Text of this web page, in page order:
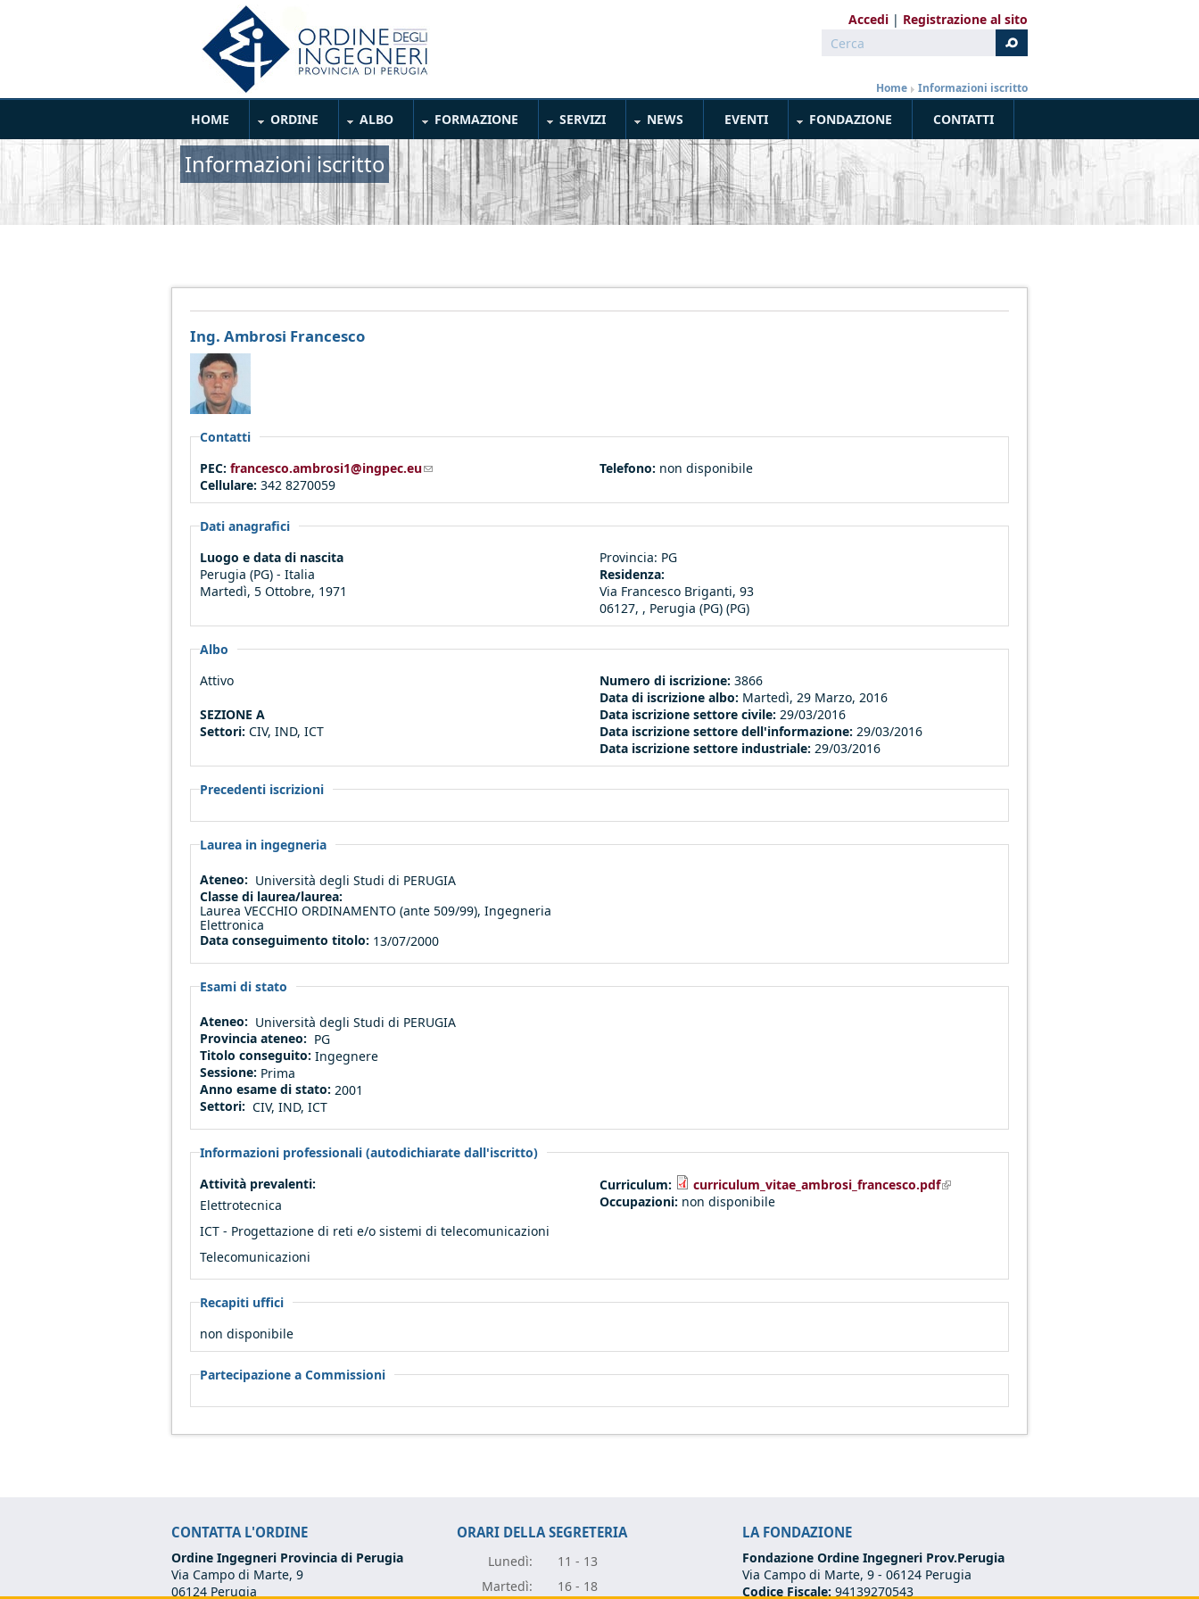
Accedi Registrazione al sito
Form di ricerca
Cerca
Home » Informazioni iscritto
Main Menu
HOME ORDINE ALBO FORMAZIONE SERVIZI NEWS EVENTI FONDAZIONE CONTATTI
Informazioni iscritto
Ing. Ambrosi Francesco
Contatti
PEC: francesco.ambrosi1@ingpec.eu(link sends e-mail) Telefono: non disponibile
Cellulare: 342 8270059
Dati anagrafici
Luogo e data di nascita
Perugia (PG) - Italia
Martedì, 5 Ottobre, 1971
Provincia: PG
Residenza:
Via Francesco Briganti, 93
06127, , Perugia (PG) (PG)
Albo
Attivo
Numero di iscrizione: 3866
Data di iscrizione albo: Martedì, 29 Marzo, 2016
SEZIONE A
Settori: CIV, IND, ICT
Data iscrizione settore civile: 29/03/2016
Data iscrizione settore dell'informazione: 29/03/2016
Data iscrizione settore industriale: 29/03/2016
Precedenti iscrizioni
Laurea in ingegneria
Ateneo: Università degli Studi di PERUGIA
Classe di laurea/laurea:
Laurea VECCHIO ORDINAMENTO (ante 509/99), Ingegneria
Elettronica
Data conseguimento titolo: 13/07/2000
Esami di stato
Ateneo: Università degli Studi di PERUGIA
Provincia ateneo: PG
Titolo conseguito: Ingegnere
Sessione: Prima
Anno esame di stato: 2001
Settori: CIV, IND, ICT
Informazioni professionali (autodichiarate dall'iscritto)
Attività prevalenti:
Elettrotecnica
ICT - Progettazione di reti e/o sistemi di telecomunicazioni
Telecomunicazioni
Curriculum: curriculum_vitae_ambrosi_francesco.pdf(link is external)
Occupazioni: non disponibile
Recapiti uffici
non disponibile
Partecipazione a Commissioni
CONTATTA L'ORDINE
Ordine Ingegneri Provincia di Perugia
Via Campo di Marte, 9
06124 Perugia
ORARI DELLA SEGRETERIA
Lunedì:
11 - 13
Martedì: 16 - 18
LA FONDAZIONE
Fondazione Ordine Ingegneri Prov.Perugia
Via Campo di Marte, 9 - 06124 Perugia
Codice Fiscale: 94139270543